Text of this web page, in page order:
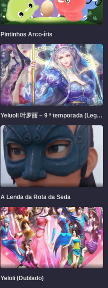
Pintinhos Arco-íris
Yeluoli 叶罗丽 – 9 ª temporada (Legendado)
A Lenda da Rota da Seda
Yeloli (Dublado)